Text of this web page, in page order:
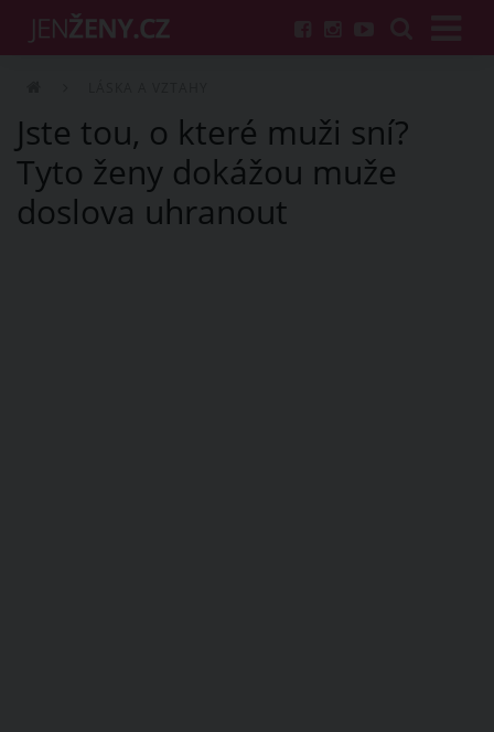
Jste tou, o které muži sní?
Tyto ženy dokážou muže
doslova uhranout